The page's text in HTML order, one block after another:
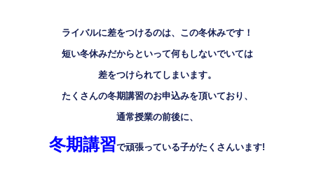
ライバルに差をつけるのは、この冬休みです！
短い冬休みだからといって何もしないでいては
差をつけられてしまいます。
たくさんの冬期講習のお申込みを頂いており、
通常授業の前後に、
冬期講習で頑張っている子がたくさんいます!